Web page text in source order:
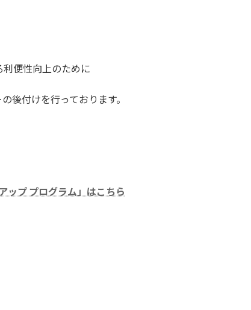
便性向上のために
後付けを行っております。
プ プログラム」はこちら